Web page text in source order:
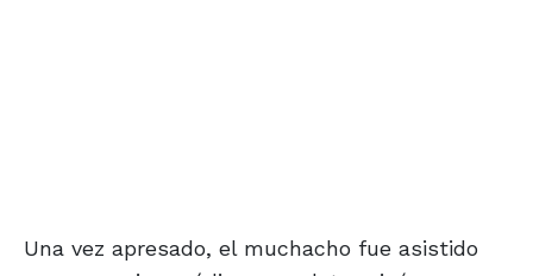
Una vez apresado, el muchacho fue asistido